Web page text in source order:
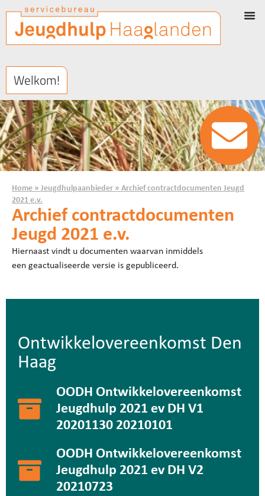
Welkom!
Home » Jeugdhulpaanbieder » Archief contractdocumenten Jeugd
2021 e.v.
Archief contractdocumenten
Jeugd 2021 e.v.
Hiernaast vindt u documenten waarvan inmiddels
een geactualiseerde versie is gepubliceerd.
Ontwikkelovereenkomst Den
Haag
OODH Ontwikkelovereenkomst
Jeugdhulp 2021 ev DH V1
20201130 20210101
OODH Ontwikkelovereenkomst
Jeugdhulp 2021 ev DH V2
20210723